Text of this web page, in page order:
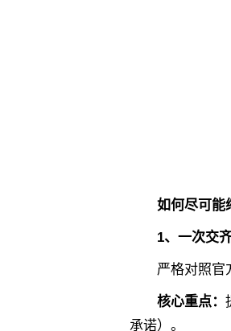
如何尽可能
1、一次交
严格对照官方
核心重点：
承诺）。